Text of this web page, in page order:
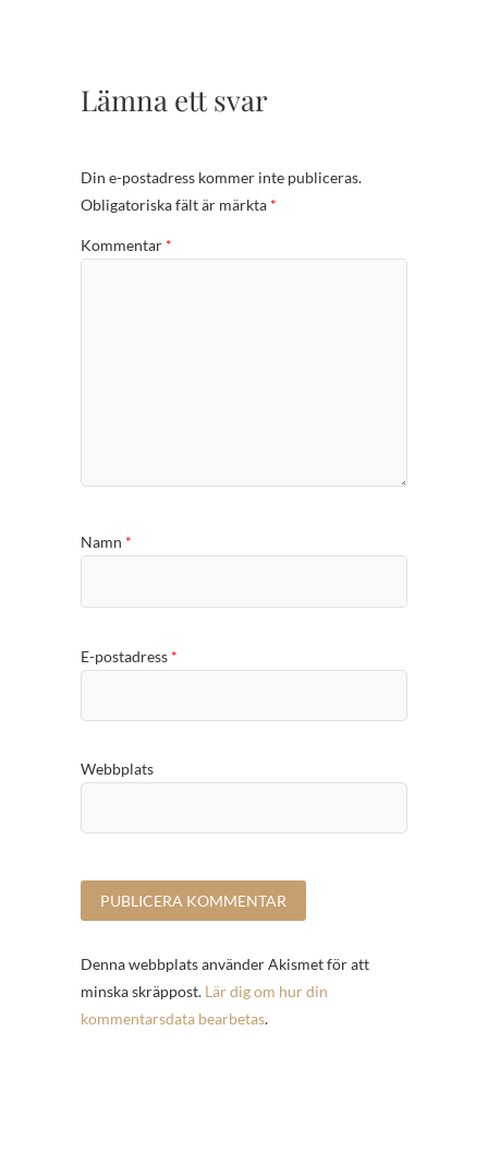
Lämna ett svar
Din e-postadress kommer inte publiceras.
Obligatoriska fält är märkta *
Kommentar *
Namn *
E-postadress *
Webbplats
Denna webbplats använder Akismet för att
minska skräppost. Lär dig om hur din
kommentarsdata bearbetas.